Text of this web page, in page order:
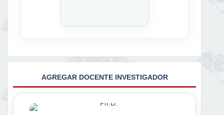
AGREGAR DOCENTE INVESTIGADOR